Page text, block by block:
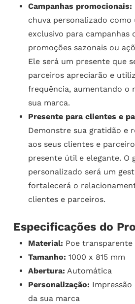
Campanhas promocionais:
chuva personalizado como
exclusivo para campanhas
promoções sazonais ou
Ele será um presente que
parceiros apreciarão e
frequência, aumentando o
sua marca.
Presente para clientes e
Demonstre sua gratidão e
aos seus clientes e
presente útil e elegante. O
personalizado será um
fortalecerá o
clientes e parceiros.
Especificações do
Material: Poe transparente
Tamanho: 1000 x 815 mm
Abertura: Automática
Personalização:
da sua marca